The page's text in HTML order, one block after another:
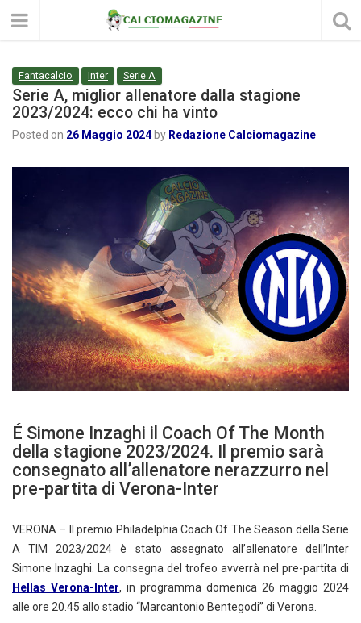
Fantacalcio Inter Serie A
Serie A, miglior allenatore dalla stagione
2023/2024: ecco chi ha vinto
Posted on 26 Maggio 2024 by Redazione Calciomagazine
É Simone Inzaghi il Coach Of The Month
della stagione 2023/2024. Il premio sarà
consegnato all’allenatore nerazzurro nel
pre-partita di Verona-Inter
VERONA – Il premio Philadelphia Coach Of The Season della Serie
A TIM 2023/2024 è stato assegnato all’allenatore dell’Inter
Simone Inzaghi. La consegna del trofeo avverrà nel pre-partita di
Hellas Verona-Inter, in programma domenica 26 maggio 2024
alle ore 20.45 allo stadio “Marcantonio Bentegodi” di Verona.